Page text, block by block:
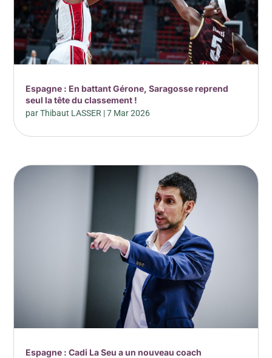
Espagne : En battant Gérone, Saragosse reprend
seul la tête du classement !
parThibaut LASSER |7 Mar 2026
Espagne : Cadi La Seu a un nouveau coach